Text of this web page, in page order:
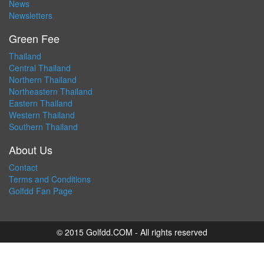
News
Newsletters
Green Fee
Thailand
Central Thailand
Northern Thailand
Northeastern Thailand
Eastern Thailand
Western Thailand
Southern Thailand
About Us
Contact
Terms and Conditions
Golfdd Fan Page
© 2015 Golfdd.COM - All rights reserved